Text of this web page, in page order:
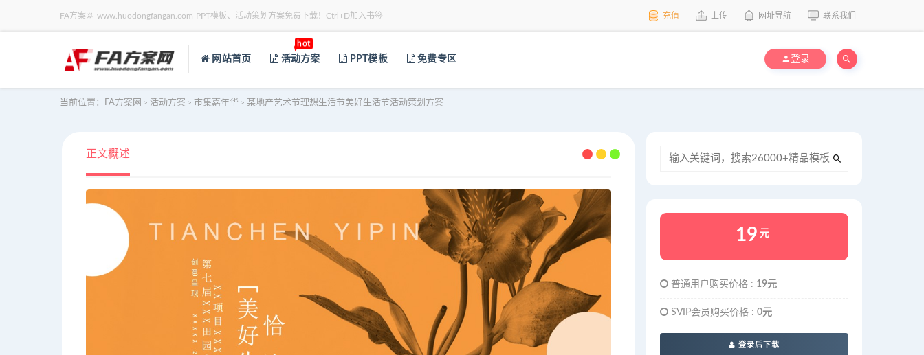
FA方案网-www.huodongfangan.com-PPT模板、活动策划方案免费下载！Ctrl+D加入书签 充值 上传 网址导航 联系我们
网站首页 活动方案
hot
PPT模板 免费专区 登录
当前位置： FA方案网 > 活动方案 > 市集嘉年华 > 某地产艺术节理想生活节美好生活节活动策划方案
正文概述
19 元
普通用户购买价格 : 19元
SVIP会员购买价格 : 0元
登录后下载